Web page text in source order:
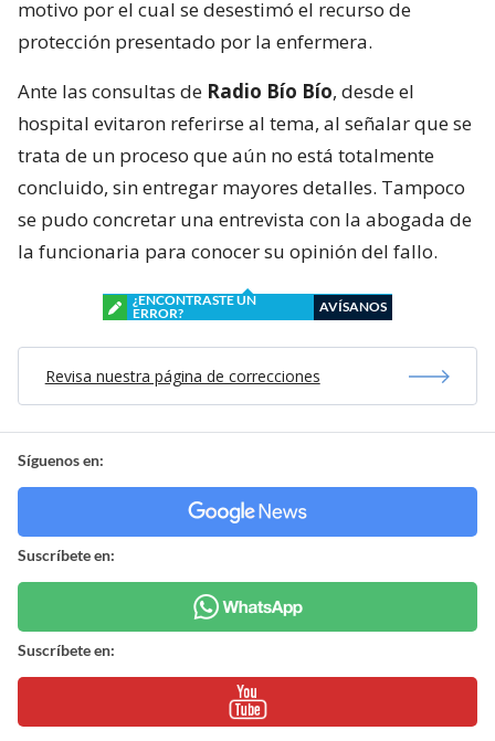
motivo por el cual se desestimó el recurso de
protección presentado por la enfermera.
Ante las consultas de Radio Bío Bío, desde el
hospital evitaron referirse al tema, al señalar que se
trata de un proceso que aún no está totalmente
concluido, sin entregar mayores detalles. Tampoco
se pudo concretar una entrevista con la abogada de
la funcionaria para conocer su opinión del fallo.
¿ENCONTRASTE UN
ERROR?
AVÍSANOS
Revisa nuestra página de correcciones
Síguenos en:
Suscríbete en:
Suscríbete en: